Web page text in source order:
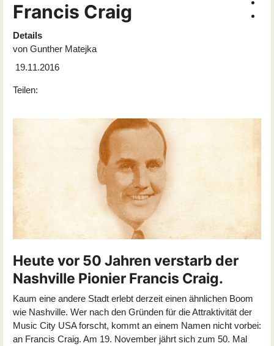
Francis Craig
Details
von Gunther Matejka
19.11.2016
Teilen:
Heute vor 50 Jahren verstarb der
Nashville Pionier Francis Craig.
Kaum eine andere Stadt erlebt derzeit einen ähnlichen Boom
wie Nashville. Wer nach den Gründen für die Attraktivität der
Music City USA forscht, kommt an einem Namen nicht vorbei:
an Francis Craig. Am 19. November jährt sich zum 50. Mal